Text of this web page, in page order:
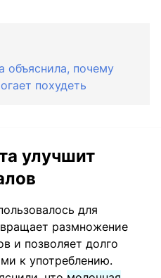
объяснила, почему
похудеть
улучшит
для
размножение
и позволяет долго
к употреблению.